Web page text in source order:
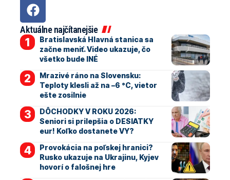
Aktuálne najčítanejšie
Bratislavská Hlavná stanica sa
začne meniť. Video ukazuje, čo
všetko bude INÉ
Mrazivé ráno na Slovensku:
Teploty klesli až na –6 °C, vietor
ešte zosilnie
DÔCHODKY V ROKU 2026:
Seniori si prilepšia o DESIATKY
eur! Koľko dostanete VY?
Provokácia na poľskej hranici?
Rusko ukazuje na Ukrajinu, Kyjev
hovorí o falošnej hre